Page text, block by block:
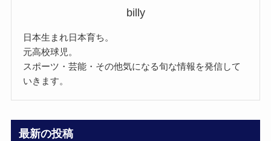
billy
日本生まれ日本育ち。
元高校球児。
スポーツ・芸能・その他気になる旬な情報を発信して
いきます。
最新の投稿